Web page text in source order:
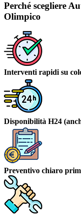
Perché scegliere
Olimpico
Interventi rapidi su
Disponibilità H24
Preventivo chiaro